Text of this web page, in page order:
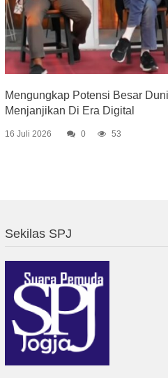
Mengungkap Potensi Besar
Menjanjikan Di Era Digital
16 Juli 2026 0 53
Sekilas SPJ